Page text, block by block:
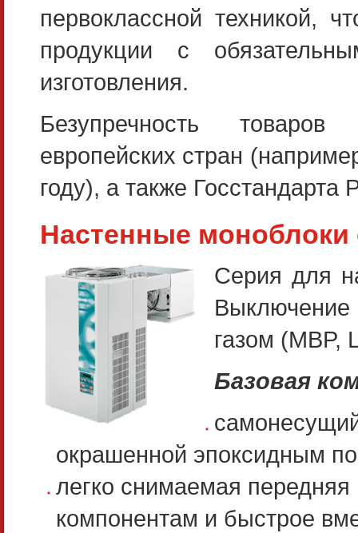
первоклассной техникой,
продукции с
изготовления.
Безупречность
европейских стран
году), а также Госстандарта
Настенные моноблоки
Серия для
Выключение
газом (MBP,
Базовая
окрашенной эпоксидным
легко снимаемая передняя
компонентам и быстрое